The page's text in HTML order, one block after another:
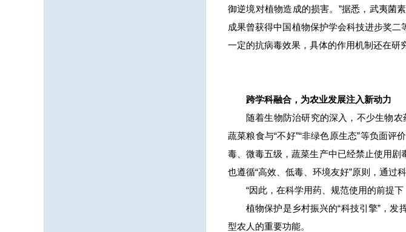
御逆境对植物造成的损害。”据悉，武夷菌
成果曾获得中国植物保护学会科技进步奖
一定的抗病毒效果，具体的作用机制还在研
跨学科融合，为农业发展注入新动力
随着生物防治研究的深入，不少生物
蔬菜粮食与“不好”“非绿色原生态”等负面
毒、微毒五级，蔬菜生产中已经禁止使用
也遵循“高效、低毒、环境友好”原则，通过
“因此，在科学用药、规范使用的前提
植物保护是乡村振兴的“科技引擎”，
型农人的重要功能。